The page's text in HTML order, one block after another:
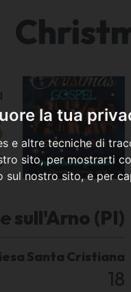
la tua
e altre tecniche di
sito, per mostrarti
sul nostro sito, e per
sull'Arno (PI)
Santa Cristiana
18